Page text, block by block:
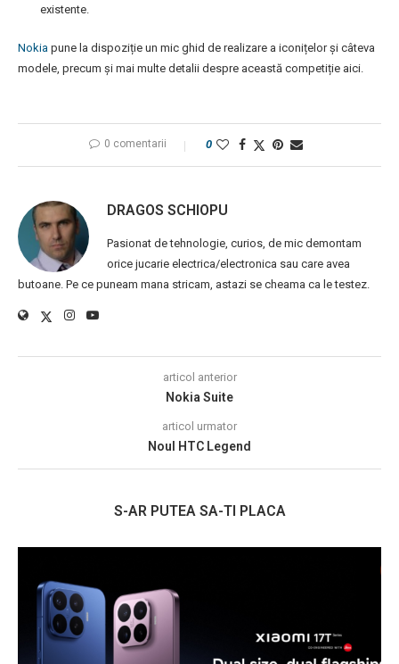
existente.
Nokia pune la dispoziție un mic ghid de realizare a iconițelor și câteva
modele, precum și mai multe detalii despre această competiție aici.
0 comentarii 0
DRAGOS SCHIOPU
Pasionat de tehnologie, curios, de mic demontam
orice jucarie electrica/electronica sau care avea
butoane. Pe ce puneam mana stricam, astazi se cheama ca le testez.
articol anterior
Nokia Suite
articol urmator
Noul HTC Legend
S-AR PUTEA SA-TI PLACA